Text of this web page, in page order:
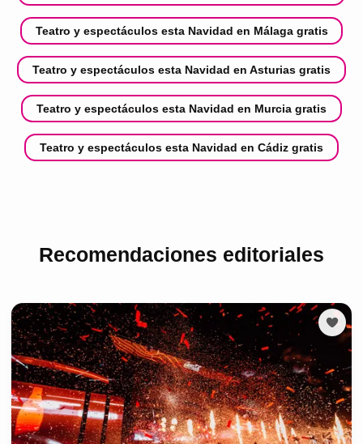
Teatro y espectáculos esta Navidad en Málaga gratis
Teatro y espectáculos esta Navidad en Asturias gratis
Teatro y espectáculos esta Navidad en Murcia gratis
Teatro y espectáculos esta Navidad en Cádiz gratis
Recomendaciones editoriales